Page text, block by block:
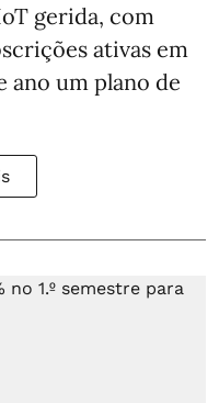
gerida, com
ativas em
ano um plano de